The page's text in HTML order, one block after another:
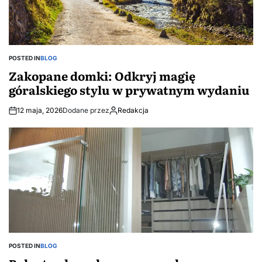
cen
POSTED INBLOG
Zakopane domki: Odkryj magię
góralskiego stylu w prywatnym wydaniu
12 maja, 2026Dodane przez Redakcja
POSTED INBLOG